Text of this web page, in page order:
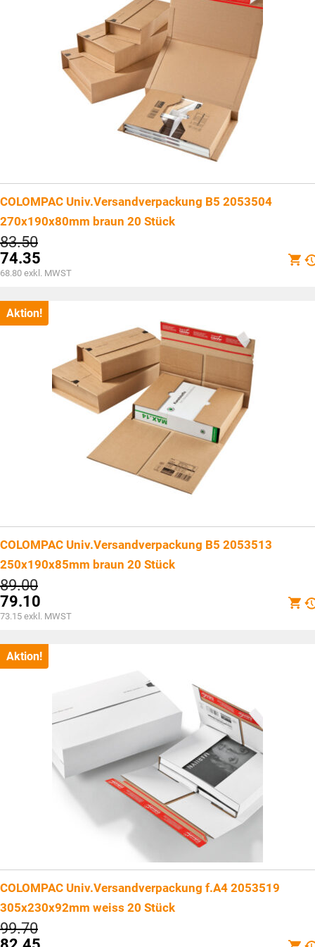
COLOMPAC Univ.Versandverpackung B5 2053504
270x190x80mm braun 20 Stück
83.50Ursprünglicher
Preis
war:
CHF83.50
74.35
Aktueller
ist:
CHF74.35.
68.80 exkl. MWST
Aktion!
COLOMPAC Univ.Versandverpackung B5 2053513
250x190x85mm braun 20 Stück
89.00Ursprünglicher
Preis
war:
CHF89.00
79.10
Aktueller
ist:
CHF79.10.
73.15 exkl. MWST
Aktion!
COLOMPAC Univ.Versandverpackung f.A4 2053519
305x230x92mm weiss 20 Stück
99.70Ursprünglicher
Preis